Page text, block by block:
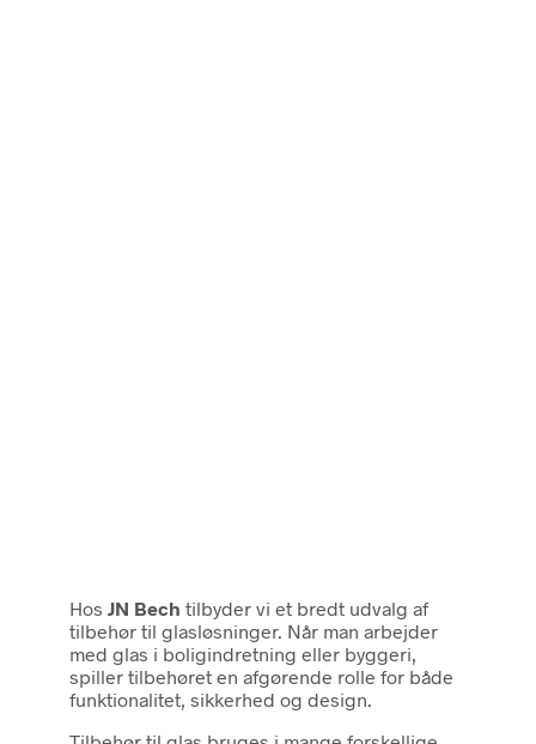
Hos JN Bech tilbyder vi et bredt udvalg af
tilbehør til glasløsninger. Når man arbejder
med glas i boligindretning eller byggeri,
spiller tilbehøret en afgørende rolle for både
funktionalitet, sikkerhed og design.